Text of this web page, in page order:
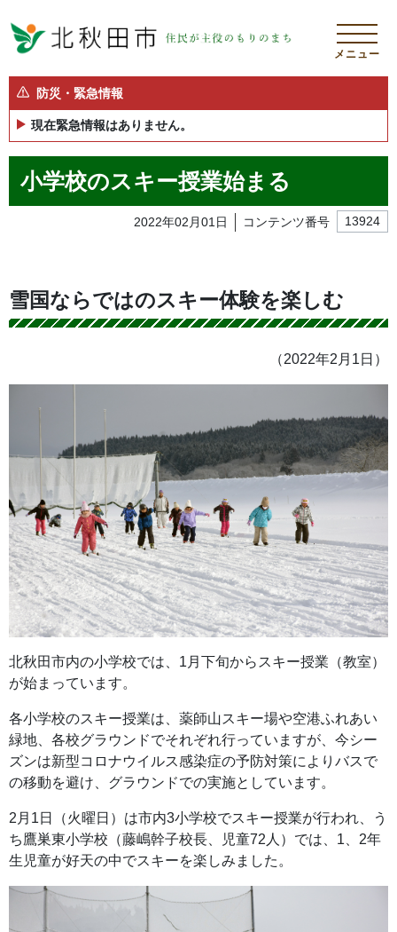
メニュー
防災・緊急情報
現在緊急情報はありません。
小学校のスキー授業始まる
2022年02月01日 コンテンツ番号 13924
雪国ならではのスキー体験を楽しむ
（2022年2月1日）
北秋田市内の小学校では、1月下旬からスキー授業（教室）
が始まっています。
各小学校のスキー授業は、薬師山スキー場や空港ふれあい
緑地、各校グラウンドでそれぞれ行っていますが、今シー
ズンは新型コロナウイルス感染症の予防対策によりバスで
の移動を避け、グラウンドでの実施としています。
2月1日（火曜日）は市内3小学校でスキー授業が行われ、う
ち鷹巣東小学校（藤嶋幹子校長、児童72人）では、1、2年
生児童が好天の中でスキーを楽しみました。